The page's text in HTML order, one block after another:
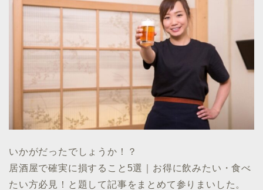
いかがだったでしょうか！？
居酒屋で確実に損すること5選｜お得に飲みたい・食べ
たい方必見！と題して記事をまとめて参りまいした。